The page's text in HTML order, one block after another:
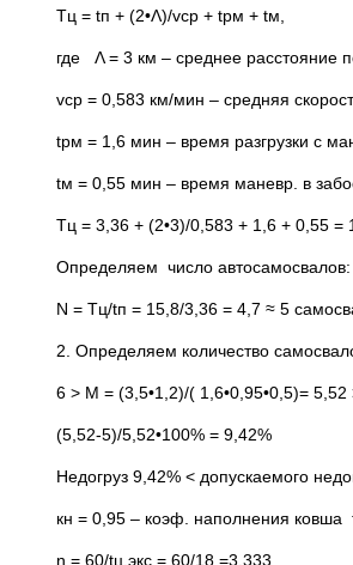
Тц = tп + (2•Λ)/vср +
где Λ = 3 км – среднее расстояние
vср = 0,583 км/мин – средняя
tрм = 1,6 мин – время разгрузки с
tм = 0,55 мин – время маневр. в
Тц = 3,36 + (2•3)/0,583 + 1,6 + 0,55 =
Определяем число автосамосвалов:
N = Tц/tп = 15,8/3,36 = 4,7 ≈ 5
2. Определяем количество
6 > М = (3,5•1,2)/( 1,6•0,95•0,5)=
(5,52-5)/5,52•100% = 9,42%
Недогруз 9,42% < допускаемого
кн = 0,95 – коэф. наполнения ковша
n = 60/tц.экс = 60/18 =3,333